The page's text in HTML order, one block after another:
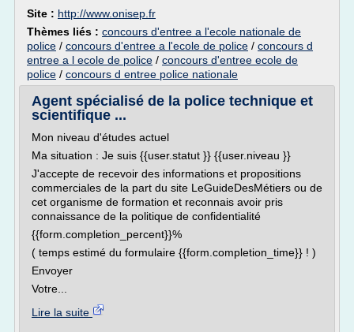
Site : http://www.onisep.fr
Thèmes liés : concours d'entree a l'ecole nationale de
police / concours d'entree a l'ecole de police / concours d
entree a l ecole de police / concours d'entree ecole de
police / concours d entree police nationale
Agent spécialisé de la police technique et
scientifique ...
Mon niveau d'études actuel
Ma situation : Je suis {{user.statut }} {{user.niveau }}
J'accepte de recevoir des informations et propositions
commerciales de la part du site LeGuideDesMétiers ou de
cet organisme de formation et reconnais avoir pris
connaissance de la politique de confidentialité
{{form.completion_percent}}%
( temps estimé du formulaire {{form.completion_time}} ! )
Envoyer
Votre...
Lire la suite